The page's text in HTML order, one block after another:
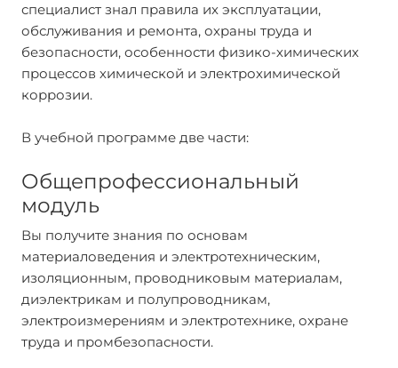
специалист знал правила их эксплуатации,
обслуживания и ремонта, охраны труда и
безопасности, особенности физико-химических
процессов химической и электрохимической
коррозии.
В учебной программе две части:
Общепрофессиональный
модуль
Вы получите знания по основам
материаловедения и электротехническим,
изоляционным, проводниковым материалам,
диэлектрикам и полупроводникам,
электроизмерениям и электротехнике, охране
труда и промбезопасности.